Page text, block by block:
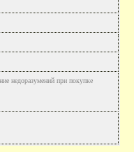
недоразумений при покупке